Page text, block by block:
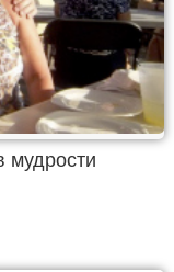
мудрости